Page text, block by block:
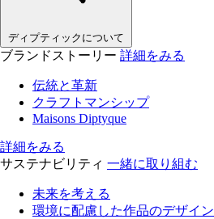
ディプティックについて
ブランドストーリー 詳細をみる
伝統と革新
クラフトマンシップ
Maisons Diptyque
詳細をみる
サステナビリティ 一緒に取り組む
未来を考える
環境に配慮した作品のデザイン